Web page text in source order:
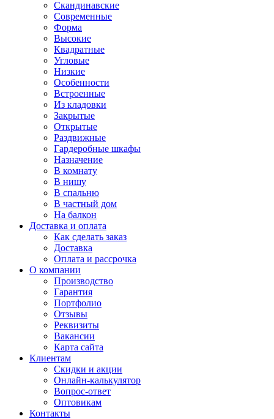
Скандинавские
Современные
Форма
Высокие
Квадратные
Угловые
Низкие
Особенности
Встроенные
Из кладовки
Закрытые
Открытые
Раздвижные
Гардеробные шкафы
Назначение
В комнату
В нишу
В спальню
В частный дом
На балкон
Доставка и оплата
Как сделать заказ
Доставка
Оплата и рассрочка
О компании
Производство
Гарантия
Портфолио
Отзывы
Реквизиты
Вакансии
Карта сайта
Клиентам
Скидки и акции
Онлайн-калькулятор
Вопрос-ответ
Оптовикам
Контакты